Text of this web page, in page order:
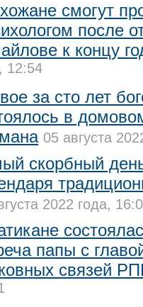
смогут
после
к концу
12:54
за сто лет
в
05 августа
скорбный
2022 года,
папы с
связей